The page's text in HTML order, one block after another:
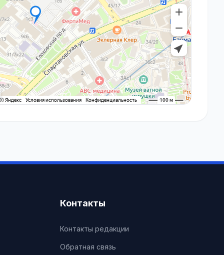
Контакты
Контакты редакции
Обратная связь